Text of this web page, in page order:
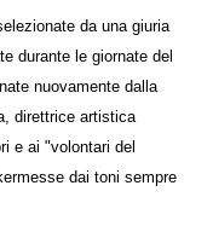
da una giuria
durante le giornate del
nuovamente dalla
direttrice artistica
e ai "volontari del
dai toni sempre